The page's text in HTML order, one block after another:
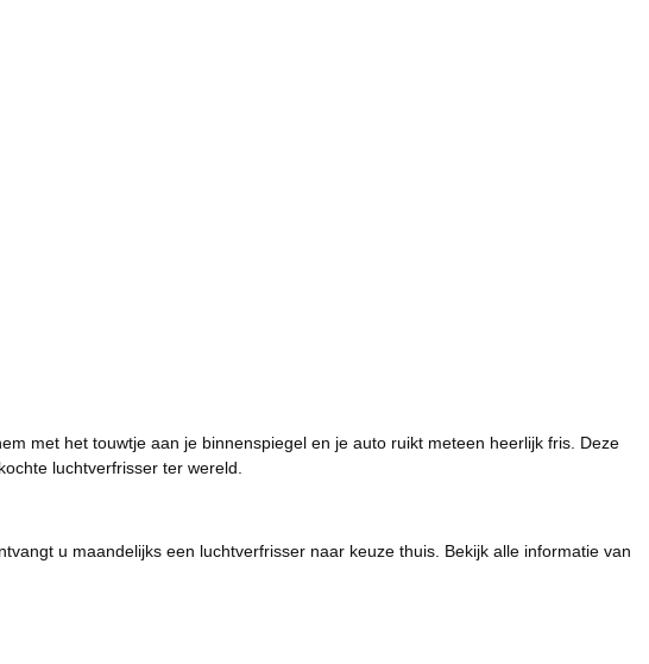
met het touwtje aan je binnenspiegel en je auto ruikt meteen heerlijk fris. Deze
luchtverfrisser ter wereld.
u maandelijks een luchtverfrisser naar keuze thuis. Bekijk alle informatie van